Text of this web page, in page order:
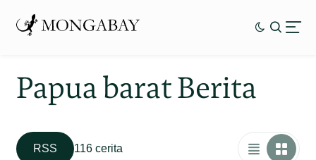
Papua barat Berita
RSS 116 cerita